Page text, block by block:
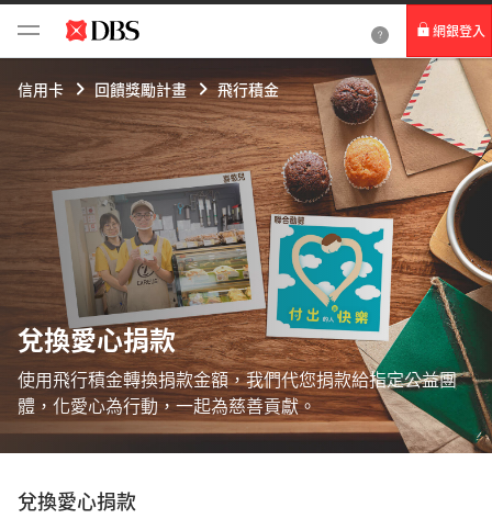
網銀登入
個人網路銀行
Card+ 信用卡數位服務
企業網路銀行
信用卡 回饋獎勵計畫 飛行積金
兌換愛心捐款
使用飛行積金轉換捐款金額，我們代您捐款給指定公益團
體，化愛心為行動，一起為慈善貢獻。
兌換愛心捐款